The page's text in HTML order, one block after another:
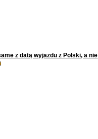
z datą wyjazdu z Polski, a nie